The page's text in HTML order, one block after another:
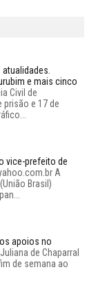
e mais cinco
Civil de
prisão e 17 de
vice-prefeito de
A
Brasil)
apoios no
de Chaparral
de semana ao